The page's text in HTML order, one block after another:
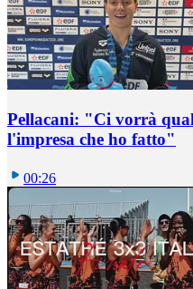
Pellacani: "Ci vorrà
l'impresa che ho fatto"
00:26